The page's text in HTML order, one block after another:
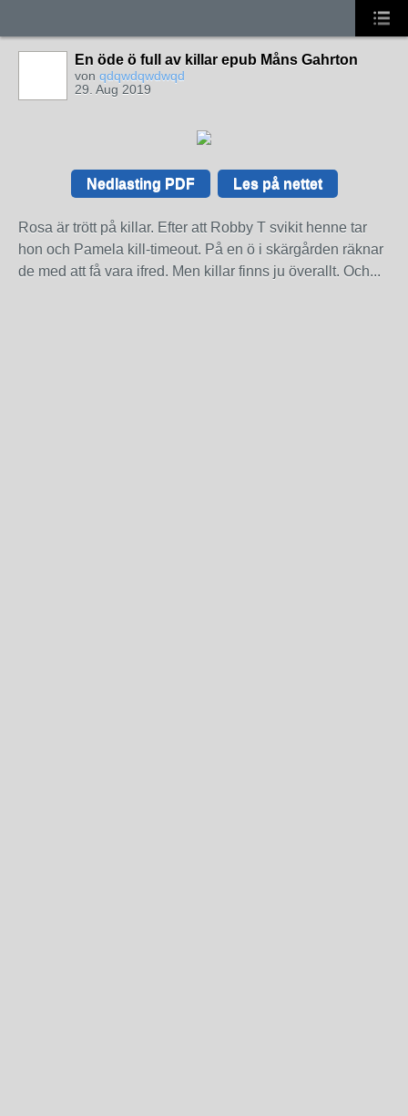
En öde ö full av killar epub Måns Gahrton
von qdqwdqwdwqd
29. Aug 2019
Nedlasting PDF Les på nettet
Rosa är trött på killar. Efter att Robby T svikit henne tar
hon och Pamela kill-timeout. På en ö i skärgården räknar
de med att få vara ifred. Men killar finns ju överallt. Och...